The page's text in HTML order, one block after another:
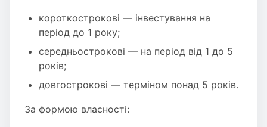
короткострокові — інвестування на
період до 1 року;
середньострокові — на період від 1 до 5
років;
довгострокові — терміном понад 5 років.
За формою власності: